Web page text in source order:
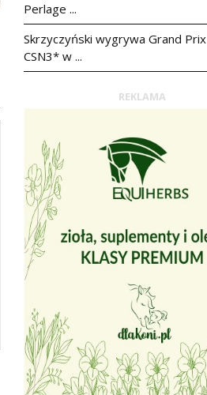
Perlage ...
Skrzyczyński wygrywa Grand Prix
CSN3* w ...
REKLAMA